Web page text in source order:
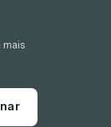
mais